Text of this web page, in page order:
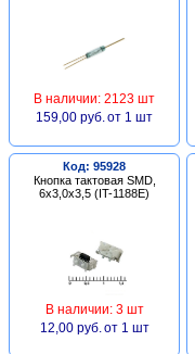
В наличии: 2123 шт
159,00 руб. от 1 шт
Код: 95928
Кнопка тактовая SMD,
6х3,0х3,5 (IT-1188E)
В наличии: 3 шт
12,00 руб. от 1 шт